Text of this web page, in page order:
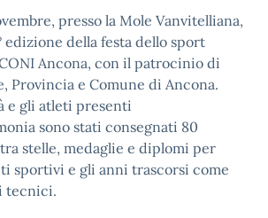
presso la Mole Vanvitelliana,
edizione della festa dello sport
Ancona, con il patrocinio di
Provincia e Comune di Ancona.
e gli atleti presenti
sono stati consegnati 80
stelle, medaglie e diplomi per
sportivi e gli anni trascorsi come
tecnici.